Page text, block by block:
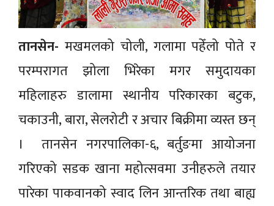
तानसेन- मखमलको चोली, गलामा पहेँलो पोते र
परम्परागत झोला भिरेका मगर समुदायका
महिलाहरु डालामा स्थानीय परिकारका बटुक,
चकाउनी, बारा, सेलरोटी र अचार बिक्रीमा व्यस्त छन्
। तानसेन नगरपालिका-६, बर्तुङमा आयोजना
गरिएको सडक खाना महोत्सवमा उनीहरुले तयार
पारेका पाकवानको स्वाद लिन आन्तरिक तथा बाह्य